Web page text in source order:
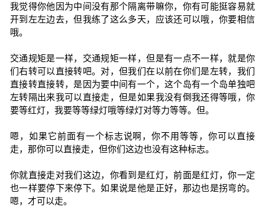
我觉得你他因为中间没有那个隔离带嘛你，你有可能挺容易就
开到左左边去，但我练了这么多天，应该还可以哦，你要相信
哦。
交通规矩是一样，交通规矩一样，但是有一点不一样，就是你
们右转可以直接转吧。对，但我们在以前在你们是左转，我们
直接转直接转，是因为要中间有一个，这个岛有一个岛单独吧
左转隔出来我可以直接走，但是如果我没有倒我还得等哦，你
要等红灯，我要等等绿灯哦等绿灯对等力等等。但。
嗯，如果它前面有一个标志说啊，你不用等等，你可以直接
走，那你可以直接走，但你们这边也没有这种标志。
你就直接走对我们这边，你看到是红灯，前面是红灯，你一定
也一样要停下来停下。如果说是他是正好，那边也是拐弯的。
嗯，才可以走。